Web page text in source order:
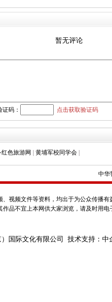
暂无评论
码： 点击获取验证码
色旅游网 黄埔军校同学会
中华
视频文件等资料，均出于为公众传播
品不宜上本网供大家浏览，请及时用
）国际文化有限公司 技术支持：